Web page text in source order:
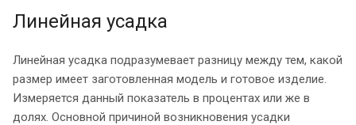
Линейная усадка
Линейная усадка подразумевает разницу между тем, какой
размер имеет заготовленная модель и готовое изделие.
Измеряется данный показатель в процентах или же в
долях. Основной причиной возникновения усадки